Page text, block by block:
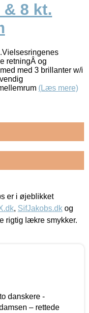
8 kt.
retningÂ og
med 3 brillanter w/i
(Læs mere)
er i øjeblikket
, SifJakobs.dk og
rigtig lækre smykker.
danskere -
– rettede